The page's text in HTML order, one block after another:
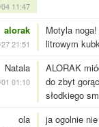
11:47
alorak
21:51
Motyla
litrowym
Natala
01:10
ALORAK
do zbyt
słodkiego
ola
ja ogolnie